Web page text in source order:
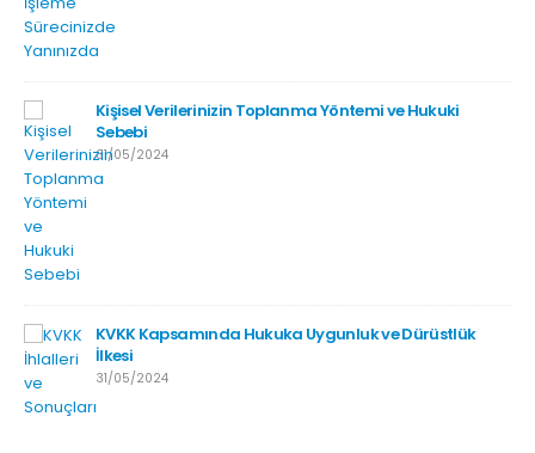
Kişisel Verilerinizin Toplanma Yöntemi ve Hukuki
Sebebi
31/05/2024
KVKK Kapsamında Hukuka Uygunluk ve Dürüstlük
İlkesi
31/05/2024